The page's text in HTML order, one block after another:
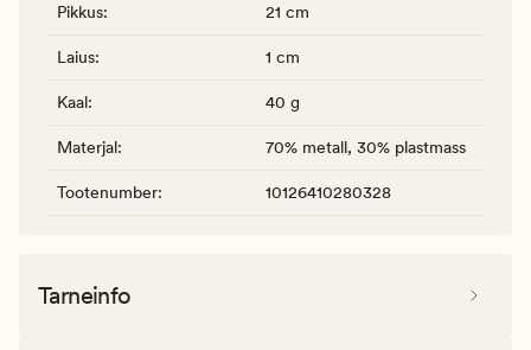
Pikkus: 21 cm
Laius: 1 cm
Kaal: 40 g
Materjal: 70% metall, 30% plastmass
Tootenumber: 10126410280328
Tarneinfo